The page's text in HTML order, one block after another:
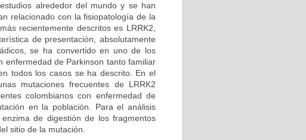
alrededor del mundo y se han
relacionado con la fisiopatología de la
recientemente descritos es LRRK2,
de presentación, absolutamente
se ha convertido en uno de los
enfermedad de Parkinson tanto familiar
todos los casos se ha descrito. En el
mutaciones frecuentes de LRRK2
colombianos con enfermedad de
en la población. Para el análisis
de digestión de los fragmentos
sitio de la mutación.